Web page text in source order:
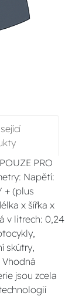
PRO
Napětí:
+ (plus
x šířka x
v litrech: 0,24
skútry,
jsou zcela